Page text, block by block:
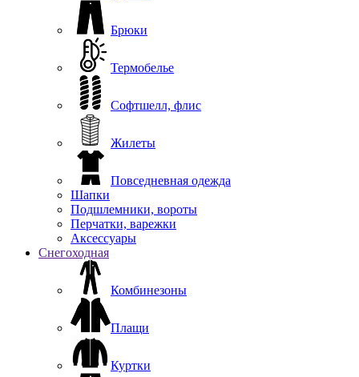
Брюки
Термобелье
Софтшелл, флис
Жилеты
Повседневная одежда
Шапки
Подшлемники, вороты
Перчатки, варежки
Аксессуары
Снегоходная
Комбинезоны
Плащи
Куртки